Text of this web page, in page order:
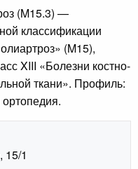
(M15.3) —
классификации
(M15),
XIII «Болезни костно-
ткани». Профиль:
15/1